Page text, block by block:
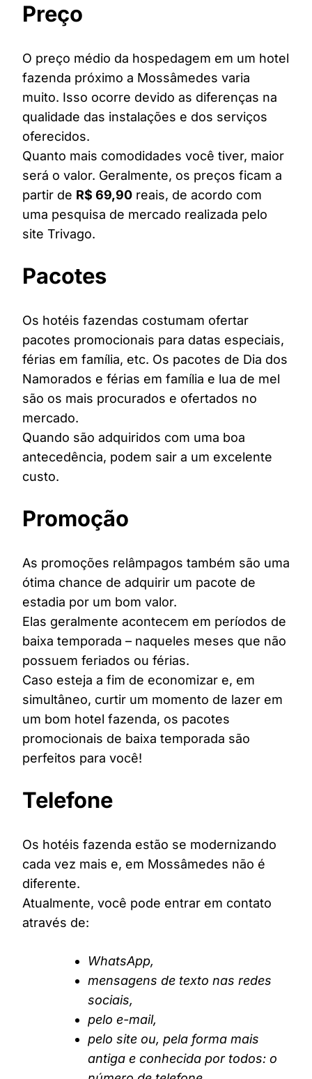
Preço
O preço médio da hospedagem em um hotel
fazenda próximo a Mossâmedes varia
muito. Isso ocorre devido as diferenças na
qualidade das instalações e dos serviços
oferecidos.
Quanto mais comodidades você tiver, maior
será o valor. Geralmente, os preços ficam a
partir de R$ 69,90 reais, de acordo com
uma pesquisa de mercado realizada pelo
site Trivago.
Pacotes
Os hotéis fazendas costumam ofertar
pacotes promocionais para datas especiais,
férias em família, etc. Os pacotes de Dia dos
Namorados e férias em família e lua de mel
são os mais procurados e ofertados no
mercado.
Quando são adquiridos com uma boa
antecedência, podem sair a um excelente
custo.
Promoção
As promoções relâmpagos também são uma
ótima chance de adquirir um pacote de
estadia por um bom valor.
Elas geralmente acontecem em períodos de
baixa temporada – naqueles meses que não
possuem feriados ou férias.
Caso esteja a fim de economizar e, em
simultâneo, curtir um momento de lazer em
um bom hotel fazenda, os pacotes
promocionais de baixa temporada são
perfeitos para você!
Telefone
Os hotéis fazenda estão se modernizando
cada vez mais e, em Mossâmedes não é
diferente.
Atualmente, você pode entrar em contato
através de:
WhatsApp,
mensagens de texto nas redes
sociais,
pelo e-mail,
pelo site ou, pela forma mais
antiga e conhecida por todos: o